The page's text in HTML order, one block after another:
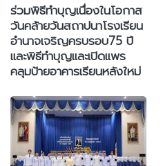
ร่วมพิธีทำบุญเนื่องในโอกาส
วันคล้ายวันสถาปนาโรงเรียน
อำนาจเจริญครบรอบ75 ปี
และพิธีทำบุญและเปิดแพร
คลุมป้ายอาคารเรียนหลังใหม่